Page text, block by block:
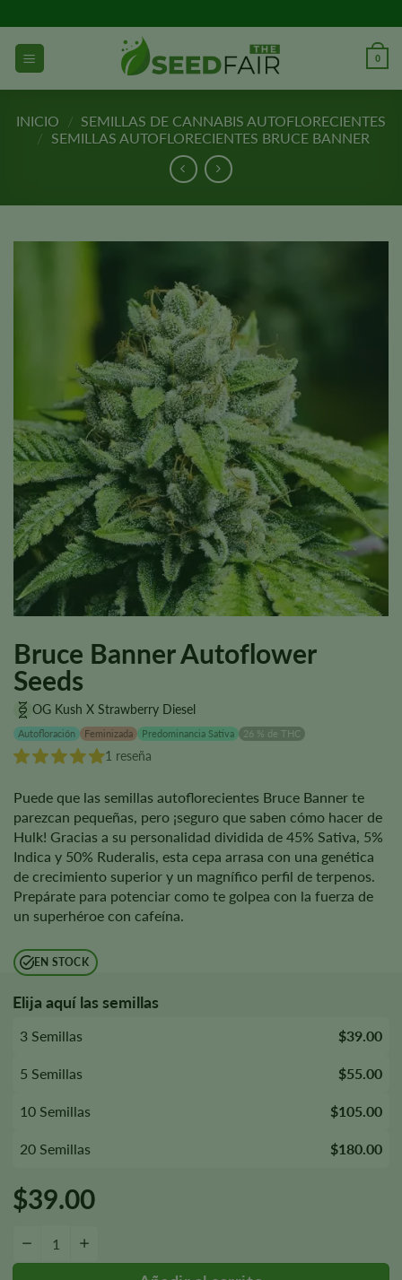
al
contenido
0
INICIO / SEMILLAS DE CANNABIS AUTOFLORECIENTES
/ SEMILLAS AUTOFLORECIENTES BRUCE BANNER
Bruce Banner Autoflower
Seeds
OG Kush X Strawberry Diesel
Autofloración Feminizada Predominancia Sativa 26 % de THC
1 reseña
Puede que las semillas autoflorecientes Bruce Banner te
parezcan pequeñas, pero ¡seguro que saben cómo hacer de
Hulk! Gracias a su personalidad dividida de 45% Sativa, 5%
Indica y 50% Ruderalis, esta cepa arrasa con una genética
de crecimiento superior y un magnífico perfil de terpenos.
Prepárate para potenciar como te golpea con la fuerza de
un superhéroe con cafeína.
EN STOCK
Elija aquí las semillas
3 Semillas $39.00
5 Semillas $55.00
10 Semillas $105.00
20 Semillas $180.00
$39.00
-